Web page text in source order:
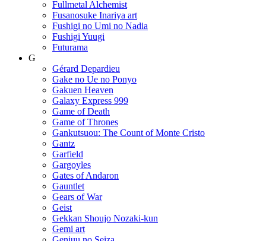
Fullmetal Alchemist
Fusanosuke Inariya art
Fushigi no Umi no Nadia
Fushigi Yuugi
Futurama
G
Gérard Depardieu
Gake no Ue no Ponyo
Gakuen Heaven
Galaxy Express 999
Game of Death
Game of Thrones
Gankutsuou: The Count of Monte Cristo
Gantz
Garfield
Gargoyles
Gates of Andaron
Gauntlet
Gears of War
Geist
Gekkan Shoujo Nozaki-kun
Gemi art